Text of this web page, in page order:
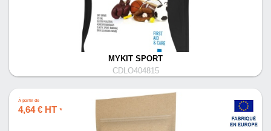
MYKIT SPORT
CDLO404815
À partir de
4,64 € HT *